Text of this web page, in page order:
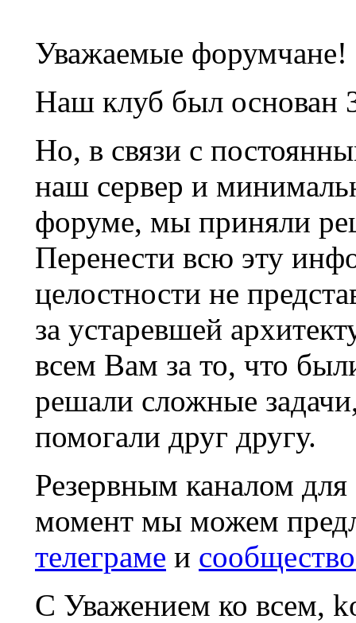
Уважаемые форумчане!
Наш клуб был основан
Но, в связи с
наш сервер и
форуме, мы приняли
Перенести всю эту
целостности не
за устаревшей
всем Вам за то, что
решали сложные
помогали друг другу.
Резервным каналом
момент мы можем
телеграме и
С Уважением ко всем,